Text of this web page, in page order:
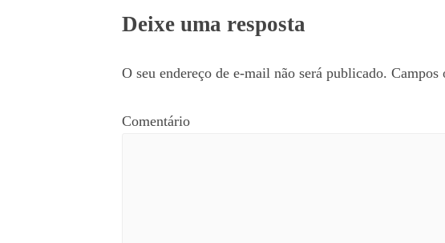
Deixe uma resposta
O seu endereço de e-mail não será publicado. Campos
Comentário